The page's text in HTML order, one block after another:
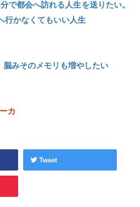
で都会へ訪れる人生を送りたい。
行かなくてもいい人生
脳みそのメモリも増やしたい
カ
Tweet